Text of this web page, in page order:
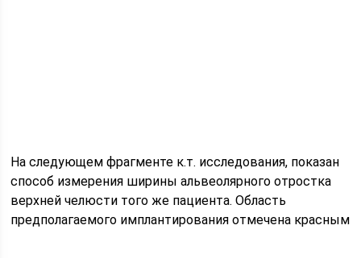
На следующем фрагменте к.т. исследования, показан
способ измерения ширины альвеолярного отростка
верхней челюсти того же пациента. Область
предполагаемого имплантирования отмечена красным